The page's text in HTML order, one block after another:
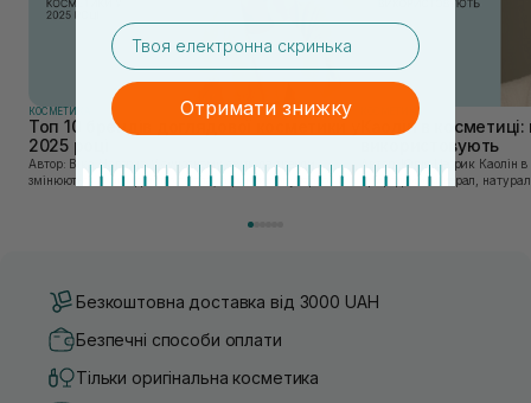
КОСМЕТИКА
Топ 10 брендів доглядової косметики у
2025 році
Автор: Віка Нагорна У сучасному світі, де тренди
змінюються зі швидкістю світла, а ринок популярної
КОСМЕТИКА
Каолін в
використовують
Автор: Юлія Цебрик Каолін в косметології – це
природний мінерал,
Безкоштовна доставка від 3000 UAH
Безпечні способи оплати
Тільки оригінальна косметика
email
Отримати знижку